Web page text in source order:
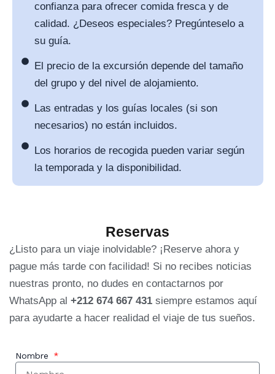
confianza para ofrecer comida fresca y de
calidad. ¿Deseos especiales? Pregúnteselo a
su guía.
El precio de la excursión depende del tamaño
del grupo y del nivel de alojamiento.
Las entradas y los guías locales (si son
necesarios) no están incluidos.
Los horarios de recogida pueden variar según
la temporada y la disponibilidad.
Reservas
¿Listo para un viaje inolvidable? ¡Reserve ahora y
pague más tarde con facilidad! Si no recibes noticias
nuestras pronto, no dudes en contactarnos por
WhatsApp al +212 674 667 431 siempre estamos aquí
para ayudarte a hacer realidad el viaje de tus sueños.
Nombre